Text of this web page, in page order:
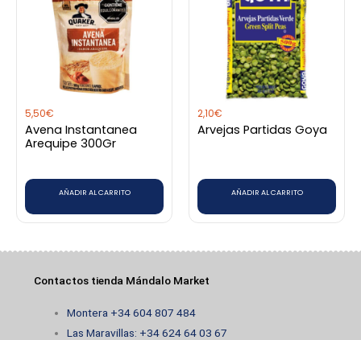
5,50€
Avena Instantanea
Arequipe 300Gr
AÑADIR AL CARRITO
2,10€
Arvejas Partidas Goya
AÑADIR AL CARRITO
Contactos tienda Mándalo Market
Montera +34 604 807 484
Las Maravillas: +34 624 64 03 67